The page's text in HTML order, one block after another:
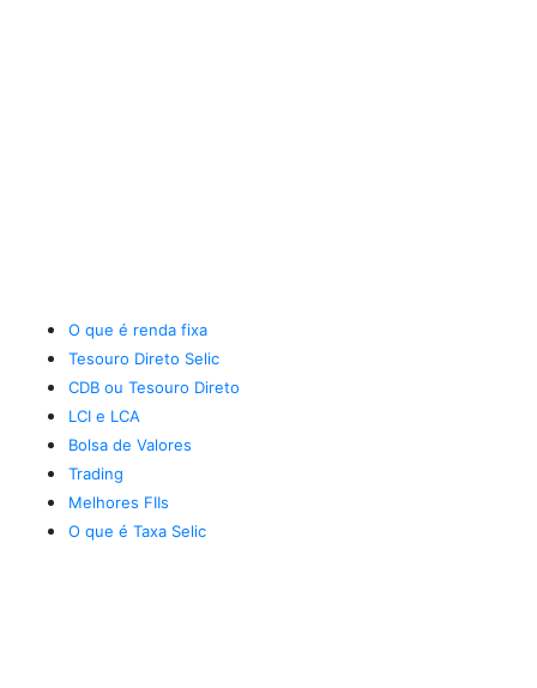
O que é renda fixa
Tesouro Direto Selic
CDB ou Tesouro Direto
LCI e LCA
Bolsa de Valores
Trading
Melhores FIIs
O que é Taxa Selic